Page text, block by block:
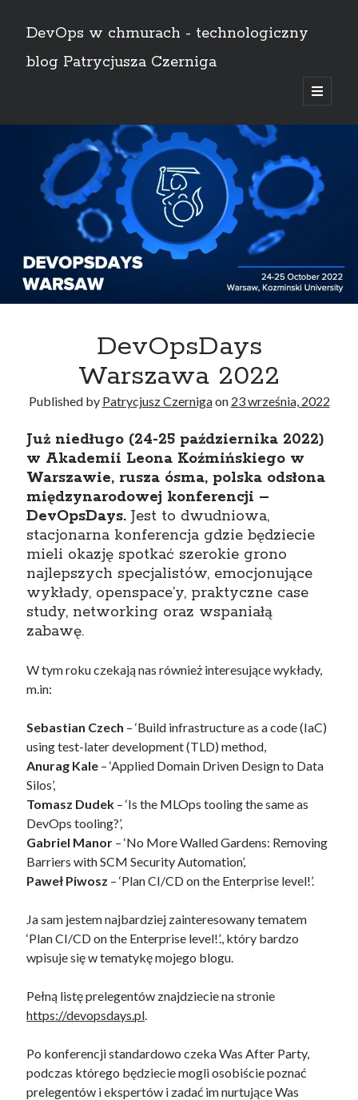
DevOps w chmurach - technologiczny
blog Patrycjusza Czerniga
open
primary
Sidebar
Szukaj
Szukaj
AWS (8)
Bez kategorii(1)
Certyfikaty(11)
Konferencje(5)
(5)
Poradnik(10)
Recent Posts
Jak zdać egzamin na AWS Certified Solutions Architect Professional
AWS Community Day 2024 – podsumowanie
DevOpsDays Kraków 2024
Jak zostać certyfikowanym specjalistą GitOps?
Jak utworzyć klaster AWS EKS za pomocą AWS CLI?
Recent Comments
Wojciech Lepczyński-Lista konferencji DevOps online
Patrycjusz Czerniga
Szymon-Jak zdać egzamin na AWS Solutions Architect Associate
(SAA-C02)
Wojciech Lepczyński
Jak zdać egzamin CKAD – Kubernetes
Certified Application Developer?
AWS Solutions Architect Associate CircleCI
CKAD
Docker Compose
Egzamin CKAD
GitLab
DevOpsDays
Warszawa 2022
Published by Patrycjusz Czernigaon 23 września, 2022
Już niedługo (24-25 października 2022)
w Akademii Leona Koźmińskiego w
Warszawie, rusza ósma, polska odsłona
międzynarodowej konferencji –
DevOpsDays.Jest to dwudniowa,
stacjonarna konferencja gdzie będziecie
mieli okazję spotkać szerokie grono
najlepszych specjalistów, emocjonujące
wykłady, openspace’y, praktyczne case
study, networking oraz wspaniałą
zabawę.
W tym roku czekają nas również interesujące wykłady,
m.in:
Sebastian Czech – ‘Build infrastructure as a code (IaC)
using test-later development (TLD) method,
Anurag Kale – ‘Applied Domain Driven Design to Data
Silos’,
Tomasz Dudek – ‘Is the MLOps tooling the same as
DevOps tooling?’,
Gabriel Manor – ‘No More Walled Gardens: Removing
Barriers with SCM Security Automation’,
Paweł Piwosz – ‘Plan CI/CD on the Enterprise level!’.
Ja sam jestem najbardziej zainteresowany tematem
‘Plan CI/CD on the Enterprise level!’., który bardzo
wpisuje się w tematykę mojego blogu.
Pełną listę prelegentów znajdziecie na stronie
https://devopsdays.pl.
Po konferencji standardowo czeka Was After Party,
podczas którego będziecie mogli osobiście poznać
prelegentów i ekspertów i zadać im nurtujące Was